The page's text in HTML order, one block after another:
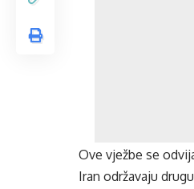
Ove vježbe se
Iran održavaju